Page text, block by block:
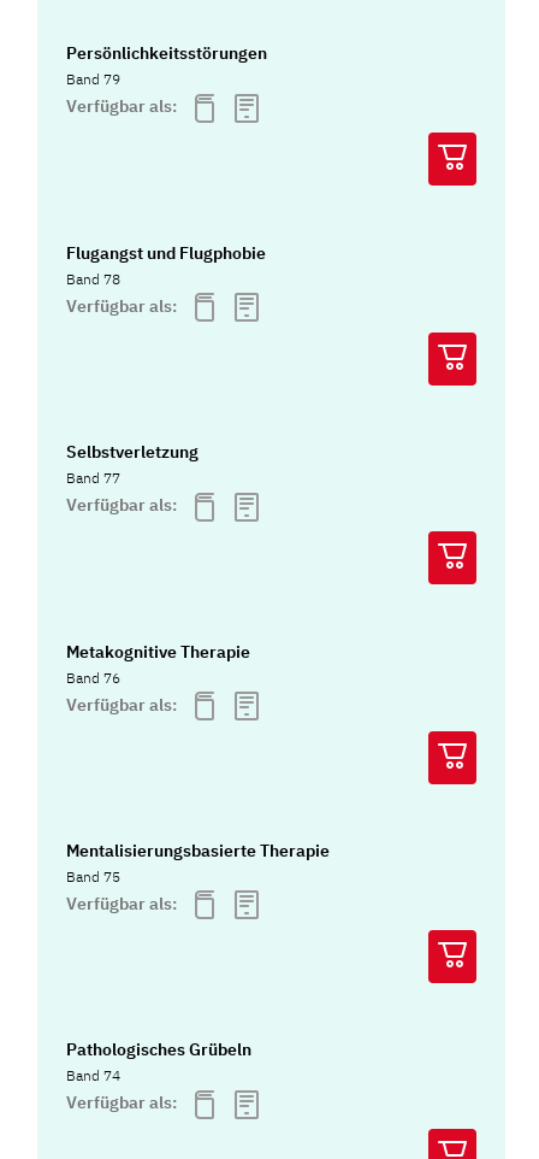
Persönlichkeitsstörungen
Band 79
Verfügbar als:
Flugangst und Flugphobie
Band 78
Verfügbar als:
Selbstverletzung
Band 77
Verfügbar als:
Metakognitive Therapie
Band 76
Verfügbar als:
Mentalisierungsbasierte Therapie
Band 75
Verfügbar als:
Pathologisches Grübeln
Band 74
Verfügbar als: